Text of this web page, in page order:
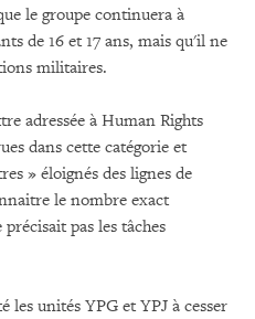
le groupe continuera à
de 16 et 17 ans, mais qu'il ne
militaires.
adressée à Human Rights
dans cette catégorie et
» éloignés des lignes de
le nombre exact
pas les tâches
les unités YPG et YPJ à cesser